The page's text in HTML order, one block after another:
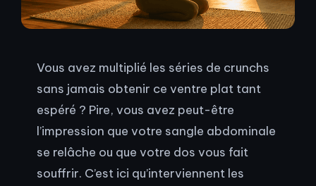
Vous avez multiplié les séries de crunchs
sans jamais obtenir ce ventre plat tant
espéré ? Pire, vous avez peut-être
l’impression que votre sangle abdominale
se relâche ou que votre dos vous fait
souffrir. C’est ici qu’interviennent les